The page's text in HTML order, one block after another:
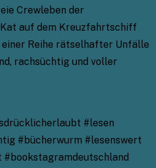
Crewleben der
auf dem Kreuzfahrtschiff
einer Reihe rätselhafter Unfälle
rachsüchtig und voller
#lesen
#bücherwurm #lesenswert